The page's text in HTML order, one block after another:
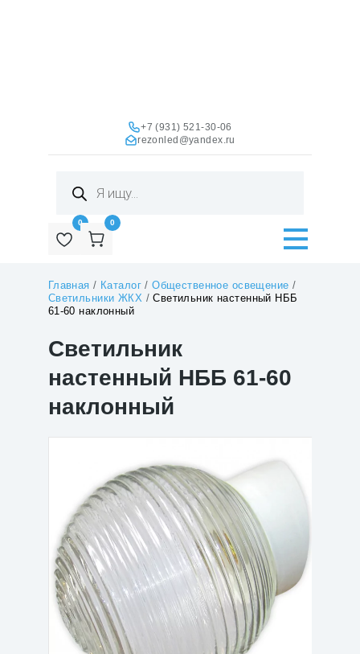
+7 (931) 521-30-06
rezonled@yandex.ru
товаров
0 0
Главная / Каталог/Общественное освещение /
Светильники ЖКХ /Светильник настенный НББ
61-60 наклонный
Светильник
настенный НББ 61-60
наклонный